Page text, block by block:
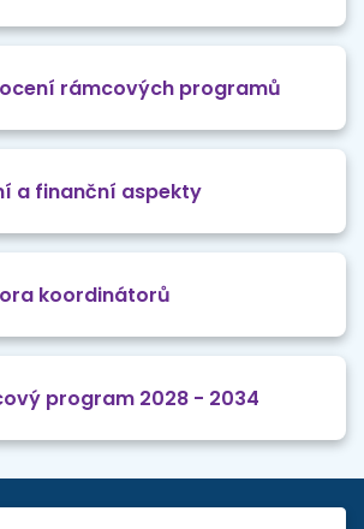
rámcových programů
a finanční aspekty
koordinátorů
program 2028 - 2034